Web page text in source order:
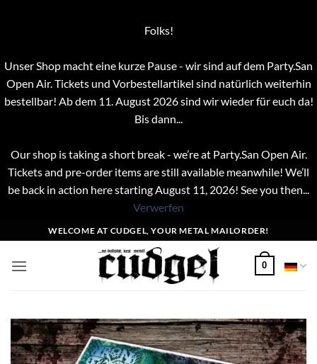
Folks!
Unser Shop macht eine kurze Pause - wir sind auf dem Party.San
Open Air. Tickets und Vorbestellartikel sind natürlich weiterhin
bestellbar! Ab dem 11. August 2026 sind wir wieder für euch da!
Bis dann...
Our shop is taking a short break - we’re at Party.San Open Air.
Tickets and pre-order items are still available meanwhile! We’ll
be back in action here starting August 11, 2026! See you then...
Verwerfen
Inhalt
springen
WELCOME AT CUDGEL, YOUR METAL MAILORDER!
0